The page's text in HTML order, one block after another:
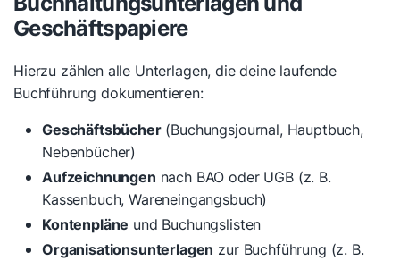
Geschäftspapiere
Hierzu zählen alle Unterlagen, die deine laufende
Buchführung dokumentieren:
Geschäftsbücher(Buchungsjournal, Hauptbuch,
Nebenbücher)
Aufzeichnungen nach BAO oder UGB (z. B.
Kassenbuch, Wareneingangsbuch)
Kontenpläne und Buchungslisten
Organisationsunterlagen zur Buchführung (z. B.